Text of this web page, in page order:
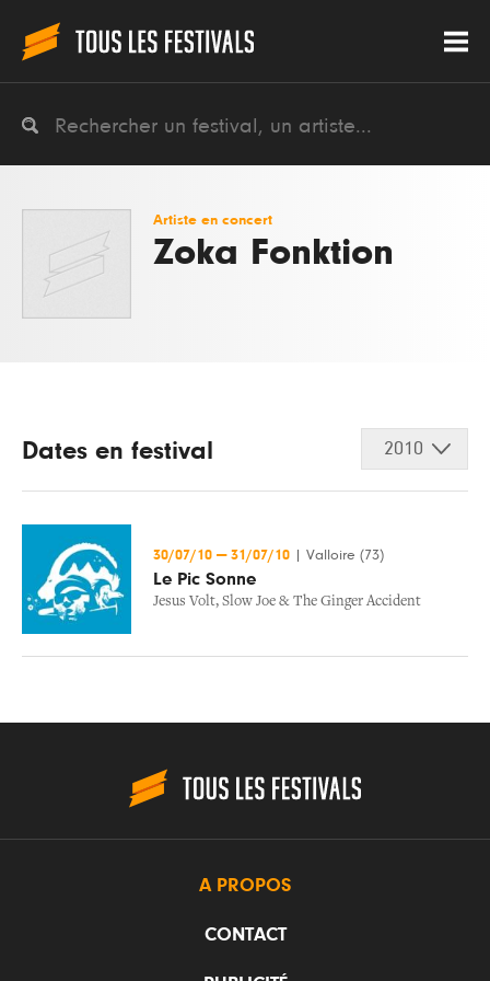
Artiste en concert
Zoka Fonktion
Dates en festival 2010
30/07/10 — 31/07/10 Valloire (73)
Le Pic Sonne
Jesus Volt, Slow Joe & The Ginger Accident
A PROPOS
CONTACT